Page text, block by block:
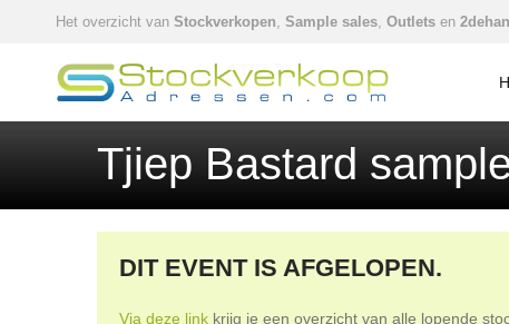
Het overzicht van Stockverkopen, Sample sales, Outlets en
Tjiep Bastard
DIT EVENT IS AFGELOPEN.
Via deze link krijg je een overzicht van alle lopende